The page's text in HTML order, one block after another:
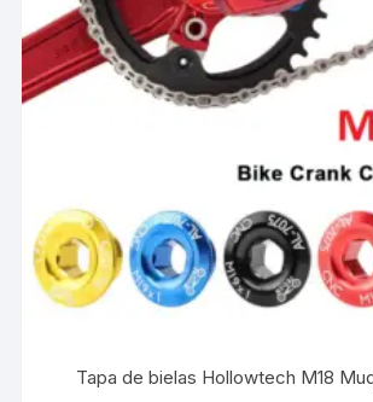
Tapa de bielas Hollowtech M18